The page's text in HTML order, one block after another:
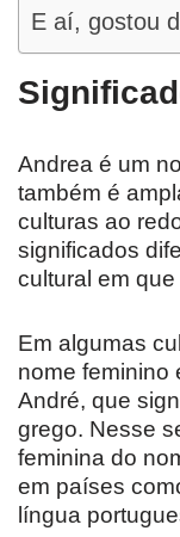
E aí, gostou
Andrea é um
também é
culturas ao
significados
cultural em
Em algumas
nome feminino
André, que
grego. Nesse
feminina do
em países
língua